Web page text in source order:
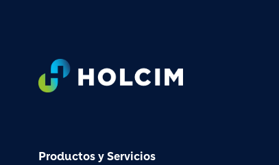
Productos y Servicios